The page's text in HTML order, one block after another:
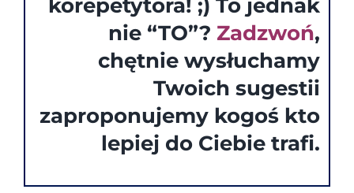
korepetytora! ;) To jednak
nie “TO”? Zadzwoń,
chętnie wysłuchamy
Twoich sugestii
zaproponujemy kogoś kto
lepiej do Ciebie trafi.